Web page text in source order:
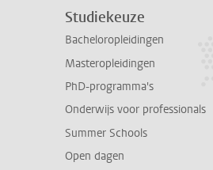
Studiekeuze
Bacheloropleidingen
Masteropleidingen
PhD-programma's
Onderwijs voor professionals
Summer Schools
Open dagen